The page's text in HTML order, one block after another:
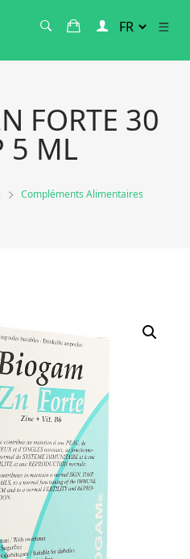
FORTE 30
5 ML
Compléments Alimentaires